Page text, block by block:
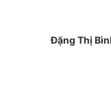
Đặng Thị